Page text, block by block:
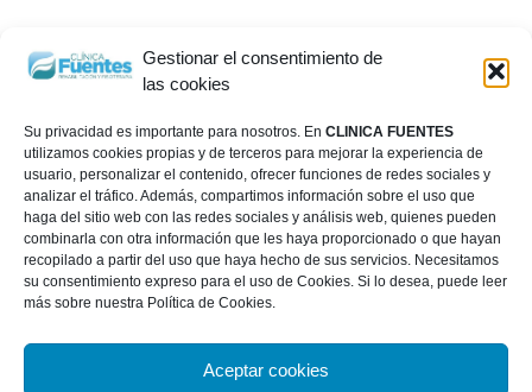
Gestionar el consentimiento de
las cookies
Su privacidad es importante para nosotros. En CLINICA FUENTES
utilizamos cookies propias y de terceros para mejorar la experiencia de
usuario, personalizar el contenido, ofrecer funciones de redes sociales y
analizar el tráfico. Además, compartimos información sobre el uso que
haga del sitio web con las redes sociales y análisis web, quienes pueden
combinarla con otra información que les haya proporcionado o que hayan
recopilado a partir del uso que haya hecho de sus servicios. Necesitamos
su consentimiento expreso para el uso de Cookies. Si lo desea, puede leer
más sobre nuestra Política de Cookies.
Aceptar cookies